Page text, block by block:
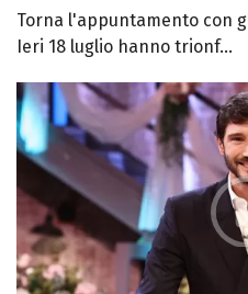
Torna l'appuntamento con
Ieri 18 luglio hanno trionf...